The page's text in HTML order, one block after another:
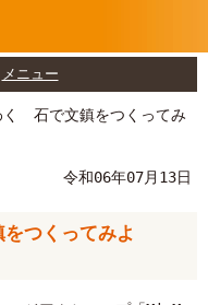
メニュー
く 石で文鎮をつくってみ
令和06年07月13日
つくってみよ